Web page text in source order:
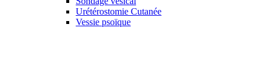
Urétérostomie Cutanée
Vessie psoïque